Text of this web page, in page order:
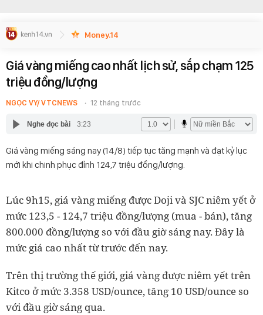
Money.14
Giá vàng miếng cao nhất lịch sử, sắp chạm 125
triệu đồng/lượng
NGỌC VY/ VTCNEWS 12 tháng trước
Nghe đọc bài 3:23
Giá vàng miếng sáng nay (14/8) tiếp tục tăng mạnh và đạt kỷ lục
mới khi chinh phục đỉnh 124,7 triệu đồng/lượng.
Lúc 9h15, giá vàng miếng được Doji và SJC niêm yết ở
mức 123,5 - 124,7 triệu đồng/lượng (mua - bán), tăng
800.000 đồng/lượng so với đầu giờ sáng nay. Đây là
mức giá cao nhất từ trước đến nay.
Trên thị trường thế giới, giá vàng được niêm yết trên
Kitco ở mức 3.358 USD/ounce, tăng 10 USD/ounce so
với đầu giờ sáng qua.